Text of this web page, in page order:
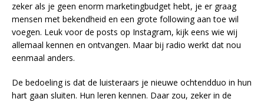
zeker als je geen enorm marketingbudget hebt, je er graag
mensen met bekendheid en een grote following aan toe wil
voegen. Leuk voor de posts op Instagram, kijk eens wie wij
allemaal kennen en ontvangen. Maar bij radio werkt dat nou
eenmaal anders.
De bedoeling is dat de luisteraars je nieuwe ochtendduo in hun
hart gaan sluiten. Hun leren kennen. Daar zou, zeker in de